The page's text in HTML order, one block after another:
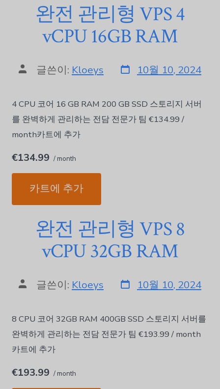
완전 관리형 VPS 4
vCPU 16GB RAM
글쓴이: Kloeys 10월 10, 2024
4 CPU 코어 16 GB RAM 200 GB SSD 스토리지 서버
를 완벽하게 관리하는 전담 전문가 팀 €134.99 /
month카트에 추가
€134.99 / month
카트에 추가
완전 관리형 VPS 8
vCPU 32GB RAM
글쓴이: Kloeys 10월 10, 2024
8 CPU 코어 32GB RAM 400GB SSD 스토리지 서버를
완벽하게 관리하는 전담 전문가 팀 €193.99 / month
카트에 추가
€193.99 / month